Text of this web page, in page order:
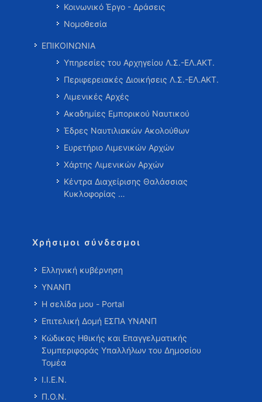
Κοινωνικό Έργο - Δράσεις
Νομοθεσία
ΕΠΙΚΟΙΝΩΝΙΑ
Υπηρεσίες του Αρχηγείου Λ.Σ.-ΕΛ.ΑΚΤ.
Περιφερειακές Διοικήσεις Λ.Σ.-ΕΛ.ΑΚΤ.
Λιμενικές Αρχές
Ακαδημίες Εμπορικού Ναυτικού
Έδρες Ναυτιλιακών Ακολούθων
Ευρετήριο Λιμενικών Αρχών
Χάρτης Λιμενικών Αρχών
Κέντρα Διαχείρισης Θαλάσσιας
Κυκλοφορίας …
Χρήσιμοι σύνδεσμοι
Ελληνική κυβέρνηση
ΥΝΑΝΠ
Η σελίδα μου - Portal
Επιτελική Δομή ΕΣΠΑ ΥΝΑΝΠ
Κώδικας Ηθικής και Επαγγελματικής
Συμπεριφοράς Υπαλλήλων του Δημοσίου
Τομέα
Ι.Ι.Ε.Ν.
Π.Ο.Ν.